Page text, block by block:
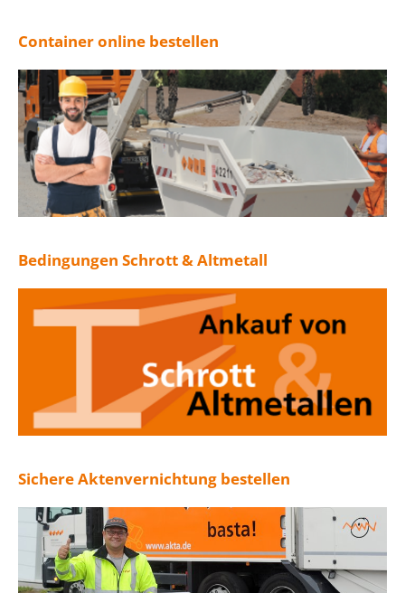
Container online bestellen
Bedingungen Schrott & Altmetall
Sichere Aktenvernichtung bestellen